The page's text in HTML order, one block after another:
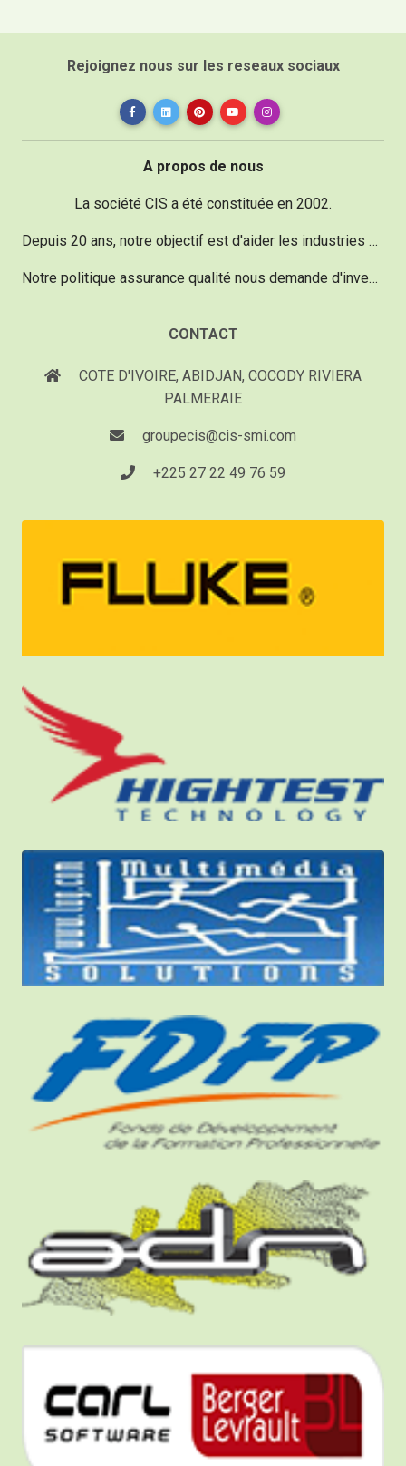
Rejoignez nous sur les reseaux sociaux
A propos de nous
La société CIS a été constituée en 2002.
Depuis 20 ans, notre objectif est d'aider les industries dans le domaine de la maintenance vu qu'un réel besoin existe.
Notre politique assurance qualité nous demande d'investir chaque année 20% de notre chiffre d'affaire pour acquérir du matériel d'une technologie de pointe, performant et innovant.
CONTACT
COTE D'IVOIRE, ABIDJAN, COCODY RIVIERA
PALMERAIE
groupecis@cis-smi.com
+225 27 22 49 76 59